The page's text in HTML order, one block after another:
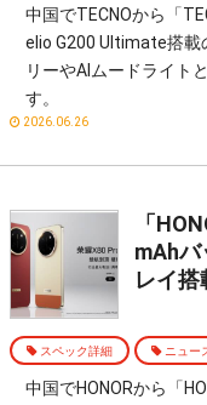
中国でTECNOから「
elio G200 Ultimate搭
リーやAIムードライト
す。
2026.06.26
「
mAh
レイ搭
スペック詳細 ニュー
中国でHONORから「